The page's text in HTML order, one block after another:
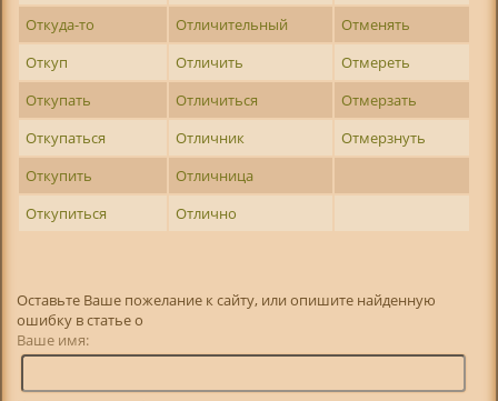
Откуда-то
Отличительный
Отменять
Откуп
Отличить
Отмереть
Откупать
Отличиться
Отмерзать
Откупаться
Отличник
Отмерзнуть
Откупить
Отличница
Откупиться
Отлично
Оставьте Ваше пожелание к сайту, или опишите найденную
ошибку в статье о
Ваше имя: